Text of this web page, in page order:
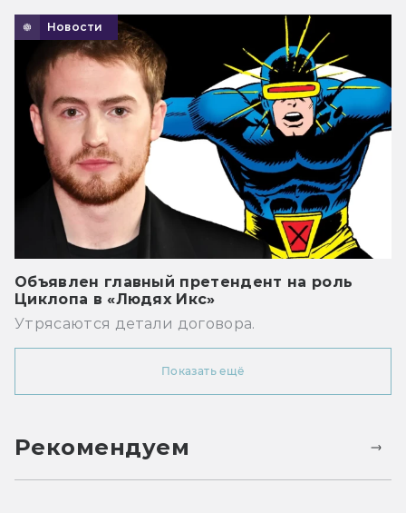
Новости
Объявлен главный претендент на роль
Циклопа в «Людях Икс»
Утрясаются детали договора.
Показать ещё
Рекомендуем